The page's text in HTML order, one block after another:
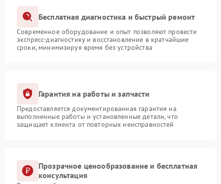
Бесплатная диагностика и быстрый ремонт
Современное оборудование и опыт позволяют провести
экспресс-диагностику и восстановление в кратчайшие
сроки, минимизируя время без устройства
Гарантия на работы и запчасти
Предоставляется документированная гарантия на
выполненные работы и установленные детали, что
защищает клиента от повторных неисправностей
Прозрачное ценообразование и бесплатная
консультация